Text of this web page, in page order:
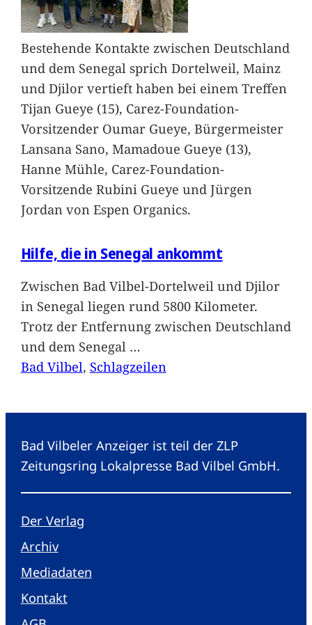
Bestehende Kontakte zwischen Deutschland
und dem Senegal sprich Dortelweil, Mainz
und Djilor vertieft haben bei einem Treffen
Tijan Gueye (15), Carez-Foundation-
Vorsitzender Oumar Gueye, Bürgermeister
Lansana Sano, Mamadoue Gueye (13),
Hanne Mühle, Carez-Foundation-
Vorsitzende Rubini Gueye und Jürgen
Jordan von Espen Organics.
Hilfe, die in Senegal ankommt
Zwischen Bad Vilbel-Dortelweil und Djilor
in Senegal liegen rund 5800 Kilometer.
Trotz der Entfernung zwischen Deutschland
und dem Senegal …
Bad Vilbel, Schlagzeilen
Bad Vilbeler Anzeiger ist teil der ZLP
Zeitungsring Lokalpresse Bad Vilbel GmbH.
Der Verlag
Archiv
Mediadaten
Kontakt